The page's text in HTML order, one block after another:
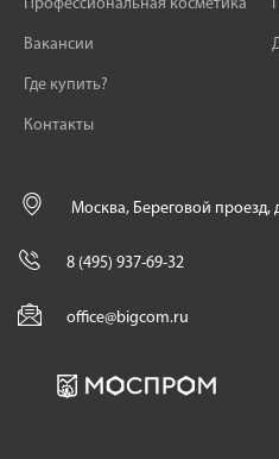
Профессиональная косметика
Вакансии
Где купить?
Контакты
Москва, Береговой проезд,
8 (495) 937-69-32
office@bigcom.ru